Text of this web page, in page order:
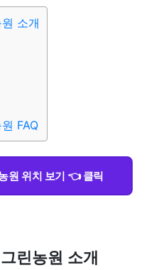
게임
생활 기타
소개
FAQ
원 위치 보기 👈 클릭
린농원 소개